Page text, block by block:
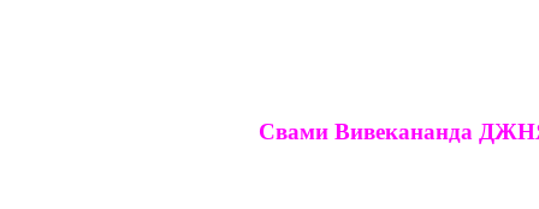
Свами Вивекананда